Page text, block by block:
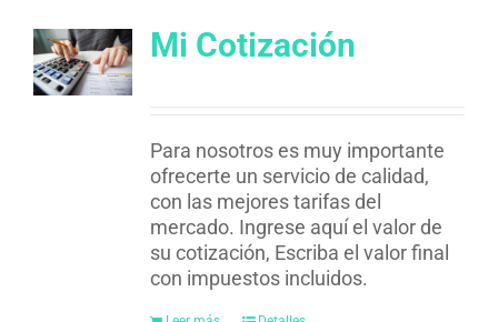
Mi Cotización
Para nosotros es muy importante
ofrecerte un servicio de calidad,
con las mejores tarifas del
mercado. Ingrese aquí el valor de
su cotización, Escriba el valor final
con impuestos incluidos.